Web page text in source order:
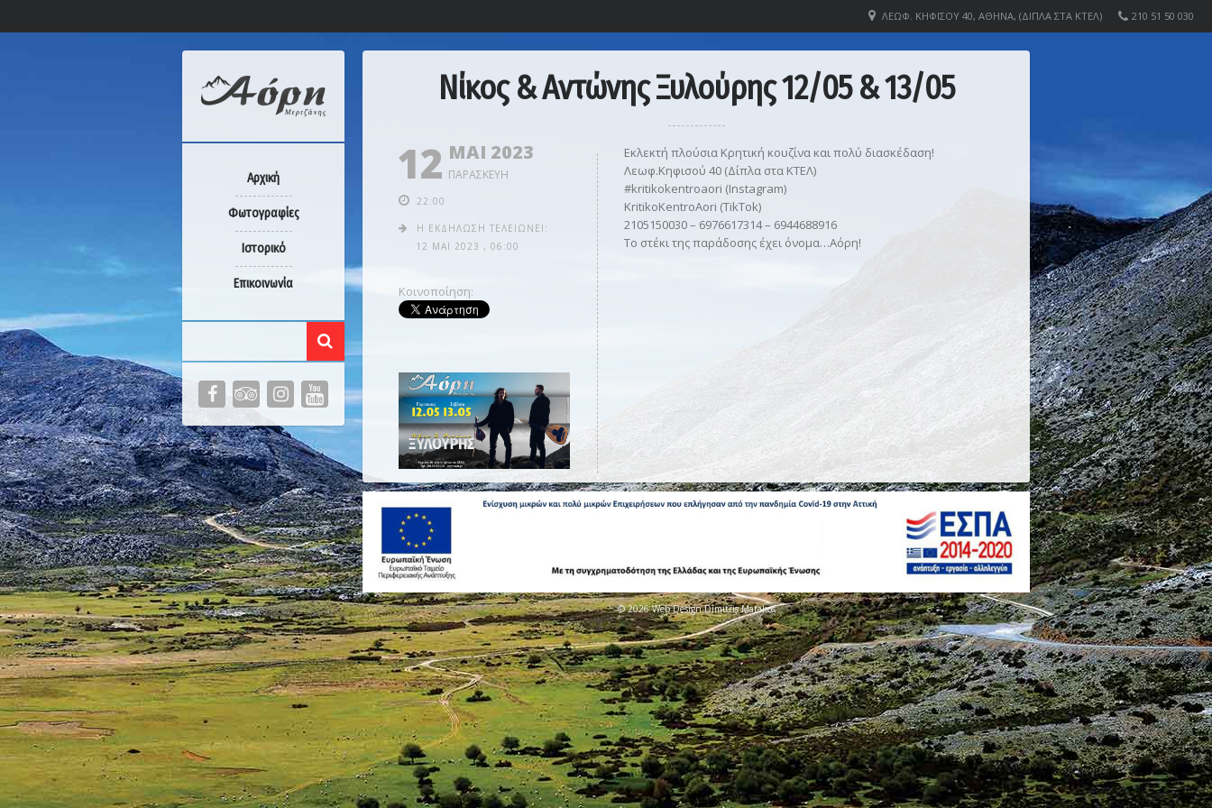
210 51 50 030
ΛΕΩΦ. ΚΗΦΙΣΟΎ 40, ΑΘΉΝΑ, (ΔΊΠΛΑ ΣΤΑ ΚΤΕΛ)
Αρχική
Φωτογραφίες
Ιστορικό
Επικοινωνία
Νίκος & Αντώνης Ξυλούρης 12/05 & 13/05
12 ΜΑΙ 2023
ΠΑΡΑΣΚΕΥΉ
22:00
Η ΕΚΔΉΛΩΣΗ ΤΕΛΕΙΏΝΕΙ:
12 ΜΑΙ 2023 , 06:00
Κοινοποίηση:
Εκλεκτή πλούσια Κρητική κουζίνα και πολύ διασκέδαση!
Λεωφ.Κηφισού 40 (Δίπλα στα ΚΤΕΛ)
#kritikokentroaori (Instagram)
KritikoKentroAori (TikTok)
2105150030 – 6976617314 – 6944688916
Το στέκι της παράδοσης έχει όνομα…Αόρη!
© 2026 Web Design Dimitris Matakos